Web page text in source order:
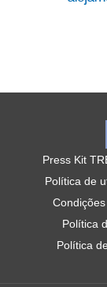
Press Kit
Política de
Política
Política